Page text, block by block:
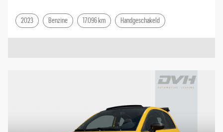
2023 Benzine 17.096 km Handgeschakeld